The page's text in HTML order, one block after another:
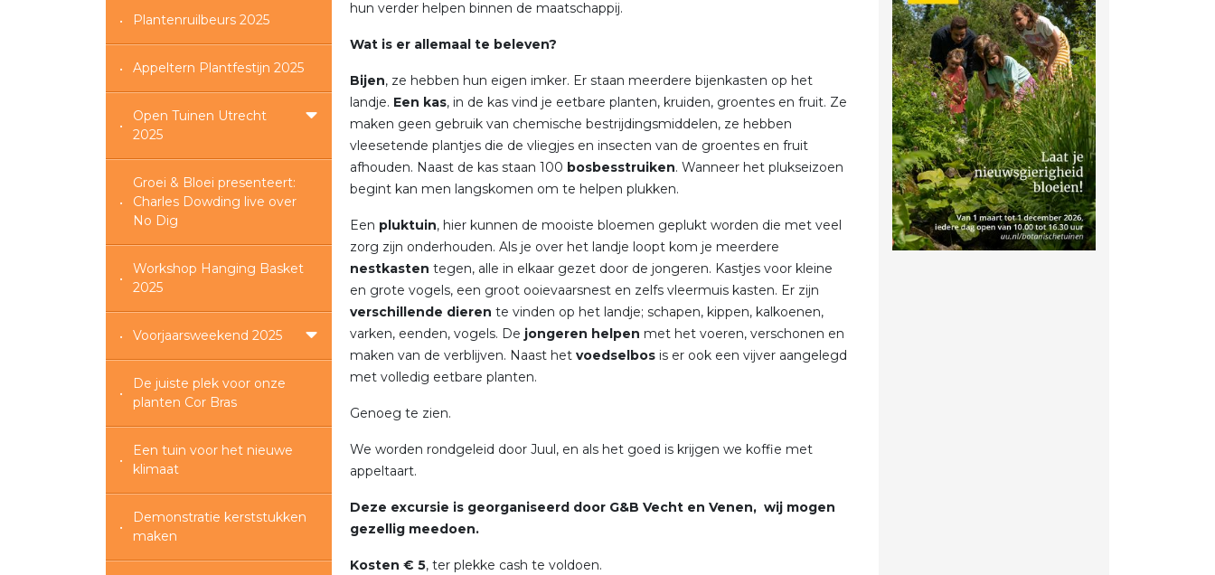
Plantenruilbeurs 2025
Appeltern Plantfestijn 2025
Open Tuinen Utrecht
2025
Groei & Bloei presenteert:
Charles Dowding live over
No Dig
Workshop Hanging Basket
2025
Voorjaarsweekend 2025
De juiste plek voor onze
planten Cor Bras
Een tuin voor het nieuwe
klimaat
Demonstratie kerststukken
maken
hun verder helpen binnen de maatschappij.
Wat is er allemaal te beleven?
Bijen, ze hebben hun eigen imker. Er staan meerdere bijenkasten op het
landje. Een kas, in de kas vind je eetbare planten, kruiden, groentes en fruit. Ze
maken geen gebruik van chemische bestrijdingsmiddelen, ze hebben
vleesetende plantjes die de vliegjes en insecten van de groentes en fruit
afhouden. Naast de kas staan 100 bosbesstruiken. Wanneer het plukseizoen
begint kan men langskomen om te helpen plukken.
Een pluktuin, hier kunnen de mooiste bloemen geplukt worden die met veel
zorg zijn onderhouden. Als je over het landje loopt kom je meerdere
nestkasten tegen, alle in elkaar gezet door de jongeren. Kastjes voor kleine
en grote vogels, een groot ooievaarsnest en zelfs vleermuis kasten. Er zijn
verschillende dieren te vinden op het landje; schapen, kippen, kalkoenen,
varken, eenden, vogels. De jongeren helpen met het voeren, verschonen en
maken van de verblijven. Naast het voedselbos is er ook een vijver aangelegd
met volledig eetbare planten.
Genoeg te zien.
We worden rondgeleid door Juul, en als het goed is krijgen we koffie met
appeltaart.
Deze excursie is georganiseerd door G&B Vecht en Venen, wij mogen
gezellig meedoen.
Kosten € 5, ter plekke cash te voldoen.